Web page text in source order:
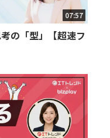
07:57
の「型」【超速フ